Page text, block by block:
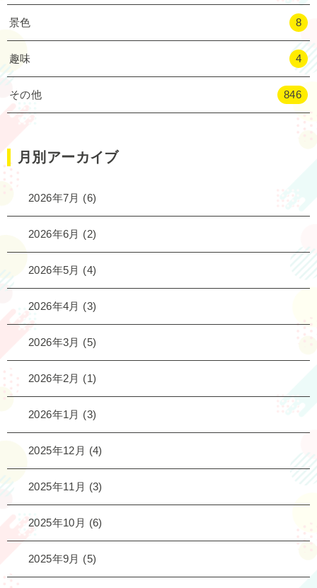
景色 8
趣味 4
その他 846
月別アーカイブ
2026年7月 (6)
2026年6月 (2)
2026年5月 (4)
2026年4月 (3)
2026年3月 (5)
2026年2月 (1)
2026年1月 (3)
2025年12月 (4)
2025年11月 (3)
2025年10月 (6)
2025年9月 (5)